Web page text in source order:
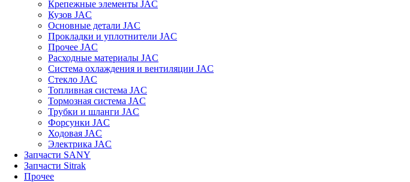
Крепежные элементы JAC
Кузов JAC
Основные детали JAC
Прокладки и уплотнители JAC
Прочее JAC
Расходные материалы JAC
Система охлаждения и вентиляции JAC
Стекло JAC
Топливная система JAC
Тормозная система JAC
Трубки и шланги JAC
Форсунки JAC
Ходовая JAC
Электрика JAC
Запчасти SANY
Запчасти Sitrak
Прочее